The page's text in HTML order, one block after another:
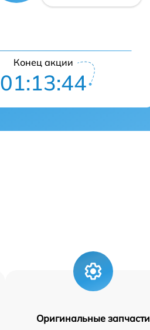
Конец акции
01:13:43
Оригинальные запчасти